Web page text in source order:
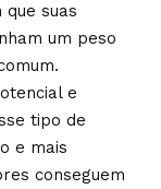
suas
um peso
e
tipo de
e mais
conseguem